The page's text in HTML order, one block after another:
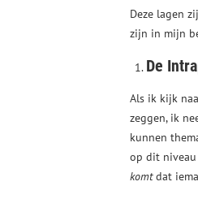
Deze lagen
zijn in mijn
De
Als ik kijk
zeggen, ik
kunnen
op dit
komtdat